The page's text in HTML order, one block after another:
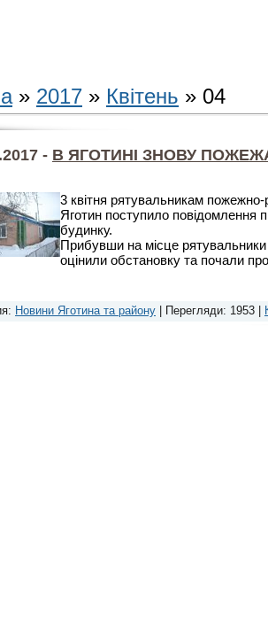
» 2017 » Квітень » 04
- В ЯГОТИНІ ЗНОВУ
3 квітня рятувальникам
Яготин поступило повідомлення
будинку.
Прибувши на місце рятувальники
оцінили обстановку та почали
Новини Яготина та району | Перегляди: 1953 |